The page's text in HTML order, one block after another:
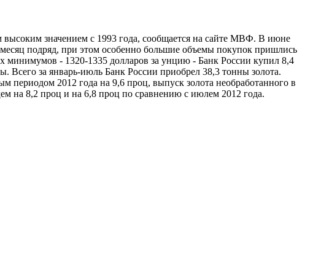
высоким значением с 1993 года, сообщается на сайте МВФ. В июне
подряд, при этом особенно большие объемы покупок пришлись
минимумов - 1320-1335 долларов за унцию - Банк России купил 8,4
за январь-июль Банк России приобрел 38,3 тонны золота.
периодом 2012 года на 9,6 проц, выпуск золота необработанного в
на 8,2 проц и на 6,8 проц по сравнению с июлем 2012 года.